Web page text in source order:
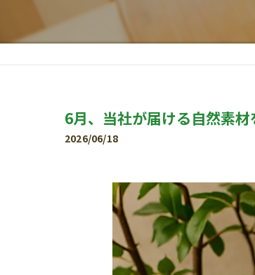
6月、当社が届ける自然素
2026/06/18